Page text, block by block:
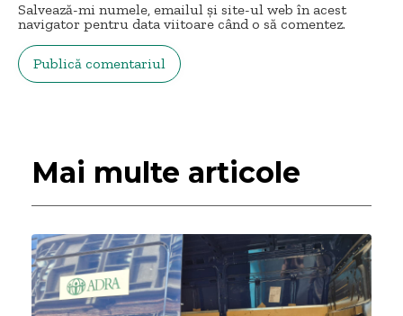
Salvează-mi numele, emailul și site-ul web în acest
navigator pentru data viitoare când o să comentez.
Mai multe articole